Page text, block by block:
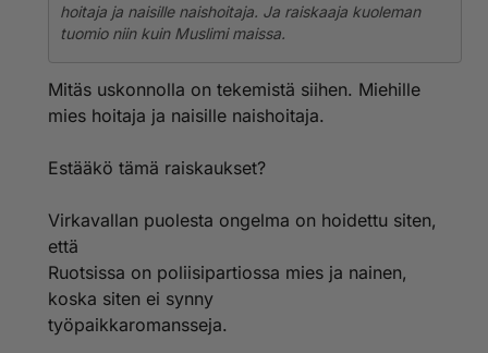
hoitaja ja naisille naishoitaja. Ja raiskaaja kuoleman
tuomio niin kuin Muslimi maissa.
Mitäs uskonnolla on tekemistä siihen. Miehille
mies hoitaja ja naisille naishoitaja.
Estääkö tämä raiskaukset?
Virkavallan puolesta ongelma on hoidettu siten,
että
Ruotsissa on poliisipartiossa mies ja nainen,
koska siten ei synny
työpaikkaromansseja.